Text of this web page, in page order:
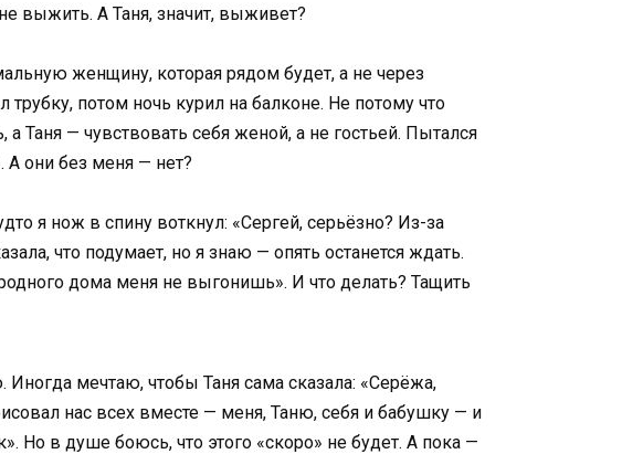
выжить. А Таня, значит, выживет?
женщину, которая рядом будет, а не через
потом ночь курил на балконе. Не потому что
Таня — чувствовать себя женой, а не гостьей. Пытался
А они без меня — нет?
я нож в спину воткнул: «Сергей, серьёзно? Из-за
что подумает, но я знаю — опять останется ждать.
дома меня не выгонишь». И что делать? Тащить
мечтаю, чтобы Таня сама сказала: «Серёжа,
нас всех вместе — меня, Таню, себя и бабушку — и
Но в душе боюсь, что этого «скоро» не будет. А пока —